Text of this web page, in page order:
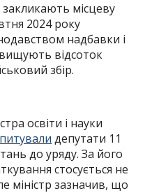
місцеву
2024 року
надбавки і
відсоток
збір.
освіти і науки
депутати 11
до уряду. За його
стосується не
міністр зазначив, що